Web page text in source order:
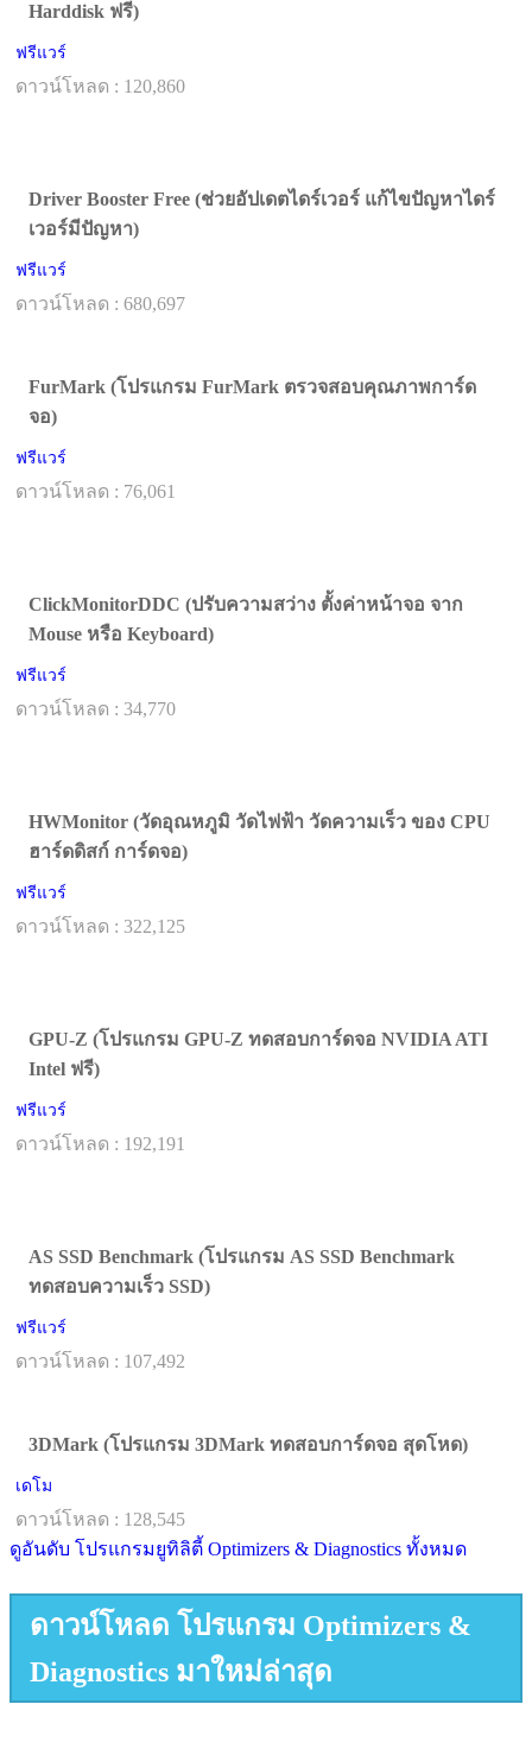
Harddisk ฟรี)
ฟรีแวร์
ดาวน์โหลด : 120,860
Driver Booster Free (ช่วยอัปเดตไดร์เวอร์ แก้ไขปัญหาไดร์
เวอร์มีปัญหา)
ฟรีแวร์
ดาวน์โหลด : 680,697
FurMark (โปรแกรม FurMark ตรวจสอบคุณภาพการ์ด
จอ)
ฟรีแวร์
ดาวน์โหลด : 76,061
ClickMonitorDDC (ปรับความสว่าง ตั้งค่าหน้าจอ จาก
Mouse หรือ Keyboard)
ฟรีแวร์
ดาวน์โหลด : 34,770
HWMonitor (วัดอุณหภูมิ วัดไฟฟ้า วัดความเร็ว ของ CPU
ฮาร์ดดิสก์ การ์ดจอ)
ฟรีแวร์
ดาวน์โหลด : 322,125
GPU-Z (โปรแกรม GPU-Z ทดสอบการ์ดจอ NVIDIA ATI
Intel ฟรี)
ฟรีแวร์
ดาวน์โหลด : 192,191
AS SSD Benchmark (โปรแกรม AS SSD Benchmark
ทดสอบความเร็ว SSD)
ฟรีแวร์
ดาวน์โหลด : 107,492
3DMark (โปรแกรม 3DMark ทดสอบการ์ดจอ สุดโหด)
เดโม
ดาวน์โหลด : 128,545
ดูอันดับ โปรแกรมยูทิลิตี้ Optimizers & Diagnostics ทั้งหมด
ดาวน์โหลด โปรแกรม Optimizers &
Diagnostics มาใหม่ล่าสุด